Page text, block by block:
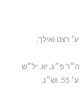
פר״ת ע׳ רצט ואילך.
פ״ג, יא. יל״ש